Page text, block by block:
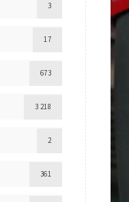
3
17
673
3 218
2
361